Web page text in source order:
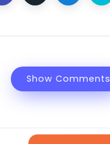
Show Comments